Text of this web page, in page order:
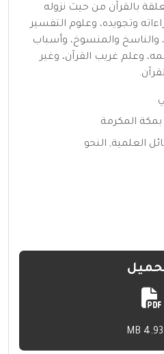
بالقرآن من حيث نزوله
وتجويده، وعلوم التفسير
والناسخ والمنسوخ، وأسباب
وعلم غريب القرآن، وغير
المكرمة
العلمية, النحو